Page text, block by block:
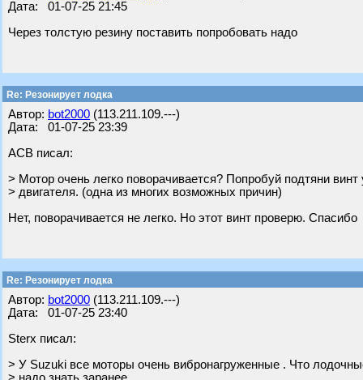
Дата: 01-07-25 21:45
Через толстую резину поставить попробовать надо
Re: Резонирует лодка
Автор: bot2000 (113.211.109.---)
Дата: 01-07-25 23:39
АСВ писал:
> Мотор очень легко поворачивается? Попробуй подтяни винт
> двигателя. (одна из многих возможных причин)
Нет, поворачивается не легко. Но этот винт проверю. Спасибо
Re: Резонирует лодка
Автор: bot2000 (113.211.109.---)
Дата: 01-07-25 23:40
Sterx писал:
> У Suzuki все моторы очень вибронагруженные . Что